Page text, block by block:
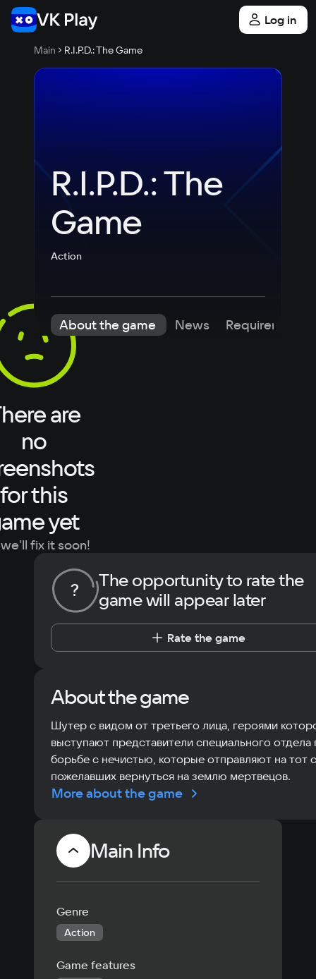
Log in
Main R.I.P.D.: The Game
R.I.P.D.: The
Game
Action
About the game News Requirements
are
no
for this
yet
fix it soon!
?
The opportunity to rate the
game will appear later
Rate the game
About the game
Шутер с видом от третьего лица, героями
выступают представители специального отдела
борьбе с нечистью, которые отправляют на тот
пожелавших вернуться на землю мертвецов.
More about the game
Main Info
Genre
Action
Game features